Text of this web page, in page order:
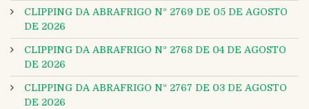
CLIPPING DA ABRAFRIGO Nº 2769 DE 05 DE AGOSTO
DE 2026
CLIPPING DA ABRAFRIGO Nº 2768 DE 04 DE AGOSTO
DE 2026
CLIPPING DA ABRAFRIGO Nº 2767 DE 03 DE AGOSTO
DE 2026